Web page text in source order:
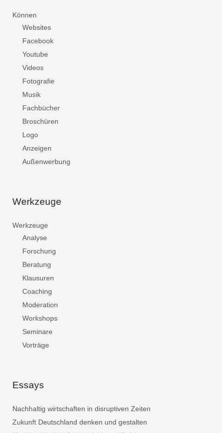
Können
Websites
Facebook
Youtube
Videos
Fotografie
Musik
Fachbücher
Broschüren
Logo
Anzeigen
Außenwerbung
Werkzeuge
Werkzeuge
Analyse
Forschung
Beratung
Klausuren
Coaching
Moderation
Workshops
Seminare
Vorträge
Essays
Nachhaltig wirtschaften in disruptiven Zeiten
Zukunft Deutschland denken und gestalten